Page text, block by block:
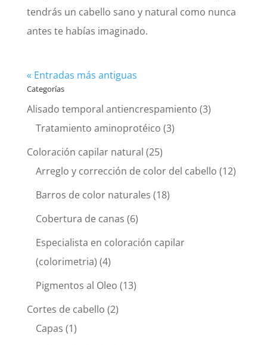
tendrás un cabello sano y natural como nunca
antes te habías imaginado.
« Entradas más antiguas
Categorías
Alisado temporal antiencrespamiento (3)
Tratamiento aminoprotéico (3)
Coloración capilar natural (25)
Arreglo y corrección de color del cabello (12)
Barros de color naturales (18)
Cobertura de canas (6)
Especialista en coloración capilar
(colorimetria) (4)
Pigmentos al Oleo (13)
Cortes de cabello (2)
Capas (1)